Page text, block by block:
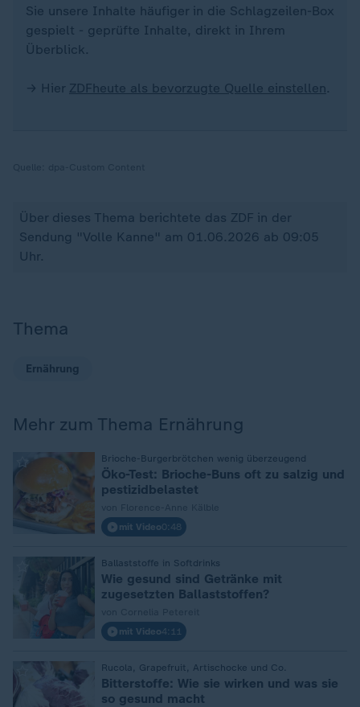
Sie unsere Inhalte häufiger in die Schlagzeilen-Box
gespielt - geprüfte Inhalte, direkt in Ihrem
Überblick.
→ Hier ZDFheute als bevorzugte Quelle einstellen.
Über dieses Thema berichtete das ZDF in der
Sendung "Volle Kanne" am 01.06.2026 ab 09:05
Uhr.
Thema
Ernährung
Mehr zum Thema Ernährung
Brioche-Burgerbrötchen wenig überzeugend
Öko-Test: Brioche-Buns oft zu salzig und
pestizidbelastet
mit Video0:48
Ballaststoffe in Softdrinks
Wie gesund sind Getränke mit
zugesetzten Ballaststoffen?
mit Video4:11
Rucola, Grapefruit, Artischocke und Co.
:
Bitterstoffe: Wie sie wirken und was sie
so gesund macht